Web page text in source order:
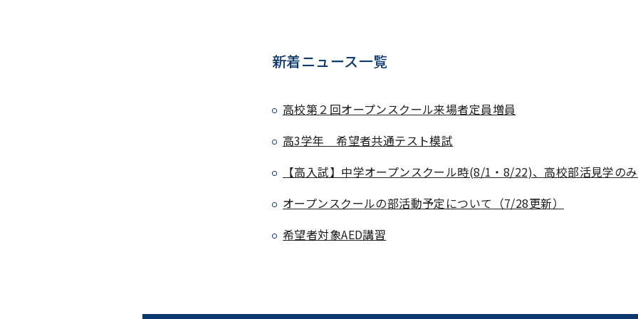
新着ニュース一覧
高校第２回オープンスクール来場者定員増員
高3学年 希望者共通テスト模試
【高入試】中学オープンスクール時(8/1・8/22)、高校部活見学の
オープンスクールの部活動予定について（7/28更新）
希望者対象AED講習